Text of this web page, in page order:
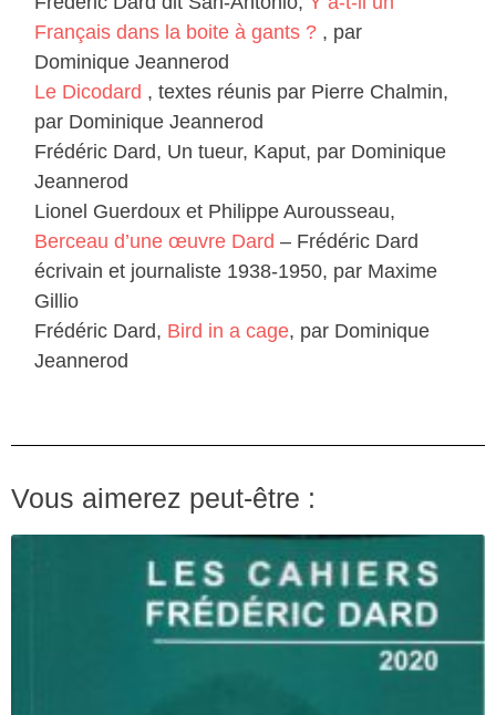
Français dans la boite à gants ? , par
Dominique Jeannerod
Le Dicodard , textes réunis par Pierre Chalmin,
par Dominique Jeannerod
Frédéric Dard, Un tueur, Kaput, par Dominique
Jeannerod
Lionel Guerdoux et Philippe Aurousseau,
Berceau d’une œuvre Dard – Frédéric Dard
écrivain et journaliste 1938-1950, par Maxime
Gillio
Frédéric Dard, Bird in a cage, par Dominique
Jeannerod
Vous aimerez peut-être :